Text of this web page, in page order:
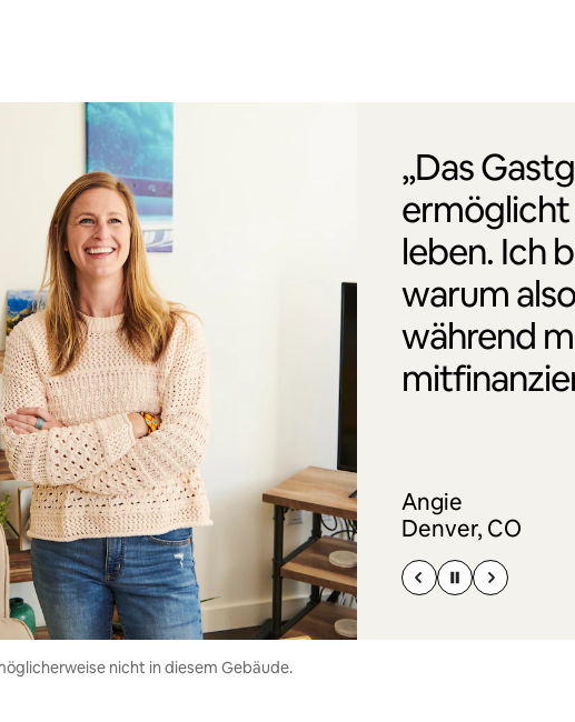
„Das
ermöglicht
leben. Ich
warum
während
Angie
Denver, CO
nicht in diesem Gebäude.